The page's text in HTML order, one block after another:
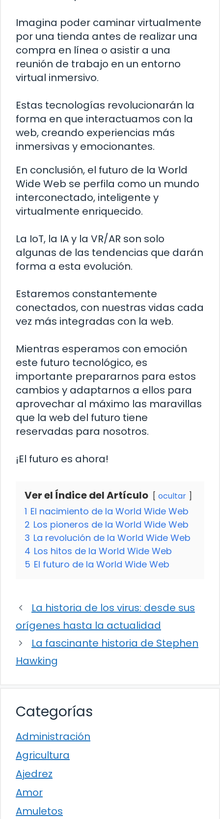
Imagina poder caminar virtualmente
por una tienda antes de realizar una
compra en línea o asistir a una
reunión de trabajo en un entorno
virtual inmersivo.
Estas tecnologías revolucionarán la
forma en que interactuamos con la
web, creando experiencias más
inmersivas y emocionantes.
En conclusión, el futuro de la World
Wide Web se perfila como un mundo
interconectado, inteligente y
virtualmente enriquecido.
La IoT, la IA y la VR/AR son solo
algunas de las tendencias que darán
forma a esta evolución.
Estaremos constantemente
conectados, con nuestras vidas cada
vez más integradas con la web.
Mientras esperamos con emoción
este futuro tecnológico, es
importante prepararnos para estos
cambios y adaptarnos a ellos para
aprovechar al máximo las maravillas
que la web del futuro tiene
reservadas para nosotros.
¡El futuro es ahora!
Ver el Índice del Artículo ocultar
1 El nacimiento de la World Wide Web
2 Los pioneros de la World Wide Web
3 La revolución de la World Wide Web
4 Los hitos de la World Wide Web
5 El futuro de la World Wide Web
La historia de los virus: desde sus
orígenes hasta la actualidad
La fascinante historia de Stephen
Hawking
Categorías
Administración
Agricultura
Ajedrez
Amor
Amuletos